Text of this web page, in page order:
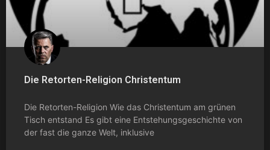
Die Retorten-Religion Christentum
Die Retorten-Religion Wie das Christentum am grünen
Tisch entstand Es gibt eine Entstehungsgeschichte von
der fast die ganze Welt, inklusive